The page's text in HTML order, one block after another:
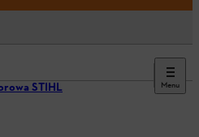
Menu
STIHL